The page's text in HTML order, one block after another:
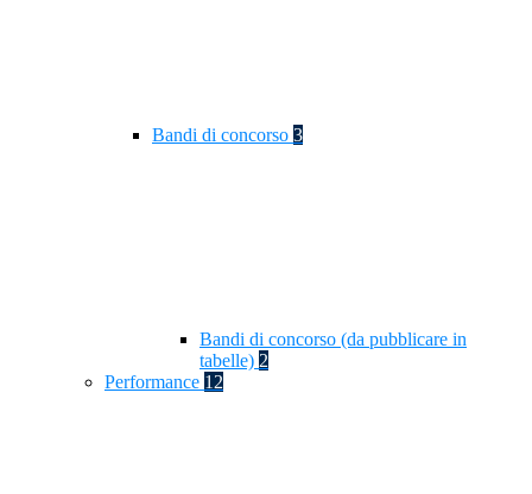
Bandi di concorso 3
Bandi di concorso (da pubblicare in
tabelle) 2
Performance 12